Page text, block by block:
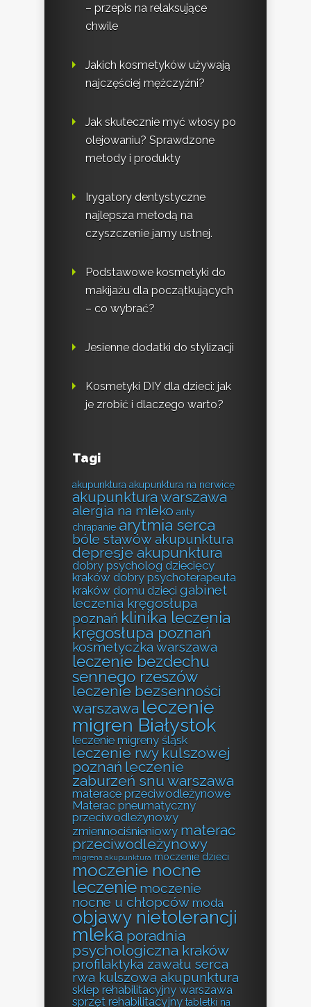
– przepis na relaksujące
chwile
Jakich kosmetyków używają
najczęściej mężczyźni?
Jak skutecznie myć włosy po
olejowaniu? Sprawdzone
metody i produkty
Irygatory dentystyczne
najlepsza metodą na
czyszczenie jamy ustnej.
Podstawowe kosmetyki do
makijażu dla początkujących
– co wybrać?
Jesienne dodatki do stylizacji
Kosmetyki DIY dla dzieci: jak
je zrobić i dlaczego warto?
Tagi
akupunktura akupunktura na nerwicę
akupunktura warszawa
alergia na mleko anty
chrapanie arytmia serca
bóle stawów akupunktura
depresje akupunktura
dobry psycholog dziecięcy
kraków dobry psychoterapeuta
kraków domu dzieci gabinet
leczenia kręgosłupa
poznań klinika leczenia
kręgosłupa poznań
kosmetyczka warszawa
leczenie bezdechu
sennego rzeszów
leczenie bezsenności
warszawa leczenie
migren Białystok
leczenie migreny śląsk
leczenie rwy kulszowej
poznań leczenie
zaburzeń snu warszawa
materace przeciwodleżynowe
Materac pneumatyczny
przeciwodleżynowy
zmiennociśnieniowy materac
przeciwodleżynowy
migrena akupunktura moczenie dzieci
moczenie nocne
leczenie moczenie
nocne u chłopców moda
objawy nietolerancji
mleka poradnia
psychologiczna kraków
profilaktyka zawału serca
rwa kulszowa akupunktura
sklep rehabilitacyjny warszawa
sprzęt rehabilitacyjny tabletki na